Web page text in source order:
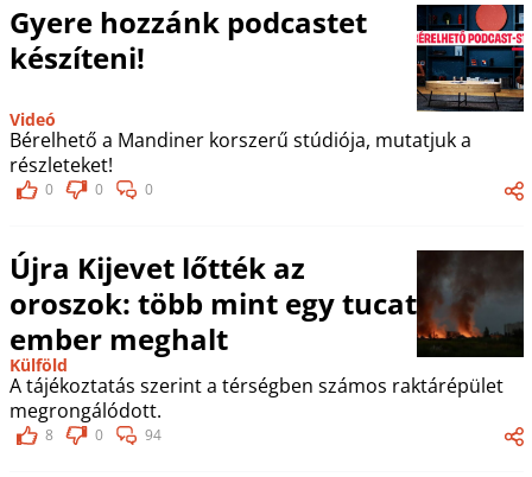
Gyere hozzánk podcastet
készíteni!
Videó
Bérelhető a Mandiner korszerű stúdiója, mutatjuk a
részleteket!
0 0 0
Újra Kijevet lőtték az
oroszok: több mint egy tucat
ember meghalt
Külföld
A tájékoztatás szerint a térségben számos raktárépület
megrongálódott.
8 0 94